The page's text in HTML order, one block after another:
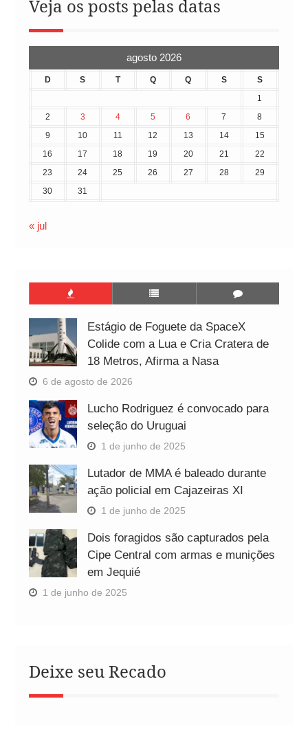
Veja os posts pelas datas
agosto 2026
D S T Q Q S
S
1
2
3 4 5 6 7
8
9
10 11 12 13 14
15
16
17 18 19 20 21
22
23
24 25 26 27 28
29
30
31
« jul
Estágio de Foguete da SpaceX
Colide com a Lua e Cria Cratera de
18 Metros, Afirma a Nasa
6 de agosto de 2026
Lucho Rodriguez é convocado para
seleção do Uruguai
1 de junho de 2025
Lutador de MMA é baleado durante
ação policial em Cajazeiras XI
1 de junho de 2025
Dois foragidos são capturados pela
Cipe Central com armas e munições
em Jequié
1 de junho de 2025
Deixe seu Recado